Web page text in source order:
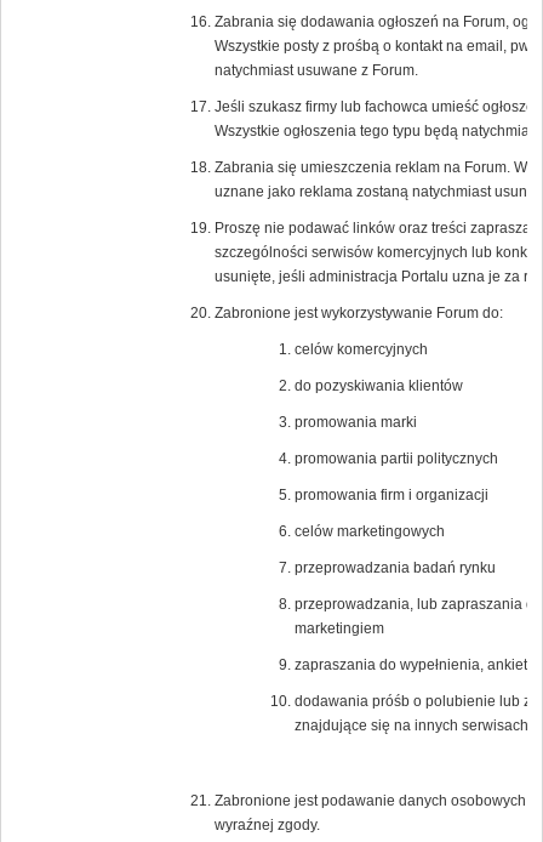
Zabrania się dodawania ogłoszeń na Forum,
Wszystkie posty z prośbą o kontakt na email, pw,
natychmiast usuwane z Forum.
Jeśli szukasz firmy lub fachowca umieść
Wszystkie ogłoszenia tego typu będą
Zabrania się umieszczenia reklam na Forum.
uznane jako reklama zostaną natychmiast
Proszę nie podawać linków oraz treści
szczególności serwisów komercyjnych lub
usunięte, jeśli administracja Portalu uzna je za
Zabronione jest wykorzystywanie Forum do:
celów komercyjnych
do pozyskiwania klientów
promowania marki
promowania partii politycznych
promowania firm i organizacji
celów marketingowych
przeprowadzania badań rynku
przeprowadzania, lub zapraszania
marketingiem
zapraszania do wypełnienia, ankiet
dodawania próśb o polubienie lub
znajdujące się na innych serwisach
Zabronione jest podawanie danych osobowych
wyraźnej zgody.